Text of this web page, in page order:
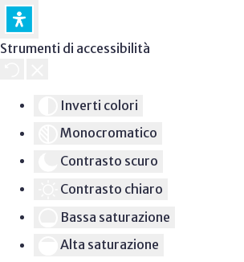
Strumenti di accessibilità
Inverti colori
Monocromatico
Contrasto scuro
Contrasto chiaro
Bassa saturazione
Alta saturazione